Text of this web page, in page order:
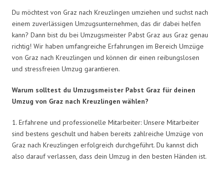
Du möchtest von Graz nach Kreuzlingen umziehen und suchst nach
einem zuverlässigen Umzugsunternehmen, das dir dabei helfen
kann? Dann bist du bei Umzugsmeister Pabst Graz aus Graz genau
richtig! Wir haben umfangreiche Erfahrungen im Bereich Umzüge
von Graz nach Kreuzlingen und können dir einen reibungslosen
und stressfreien Umzug garantieren.
Warum solltest du Umzugsmeister Pabst Graz für deinen
Umzug von Graz nach Kreuzlingen wählen?
1. Erfahrene und professionelle Mitarbeiter: Unsere Mitarbeiter
sind bestens geschult und haben bereits zahlreiche Umzüge von
Graz nach Kreuzlingen erfolgreich durchgeführt. Du kannst dich
also darauf verlassen, dass dein Umzug in den besten Händen ist.